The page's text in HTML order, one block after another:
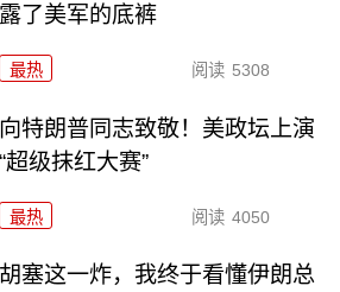
露了美军的底裤
最热 阅读 5308
向特朗普同志致敬！美政坛上演
“超级抹红大赛”
最热 阅读 4050
胡塞这一炸，我终于看懂伊朗总